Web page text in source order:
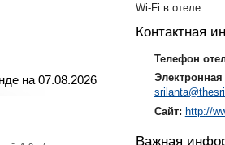
на 07.08.2026
Wi-Fi в отеле
Контактная
Телефон
Электронная
Сайт: http://
Важная